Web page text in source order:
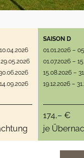
SAISON D
01.01.2026 –
01.07.2026 –
15.08.2026 –
19.12.2026 –
174,– €
je